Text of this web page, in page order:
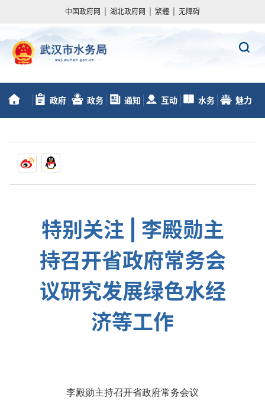
中国政府网 湖北政府网 繁體 无障碍
政府 政务 通知 互动 水务 魅力
特别关注 | 李殿勋主
持召开省政府常务会
议研究发展绿色水经
济等工作
李殿勋主持召开省政府常务会议